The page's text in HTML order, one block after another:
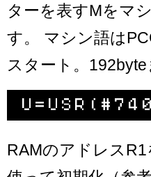
ターを表すMをマ
す。 マシン語は
スタート。
RAMのアドレス